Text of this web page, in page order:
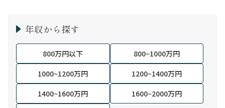
年収から探す
800万円以下
800~1000万円
1000~1200万円
1200~1400万円
1400~1600万円
1600~2000万円